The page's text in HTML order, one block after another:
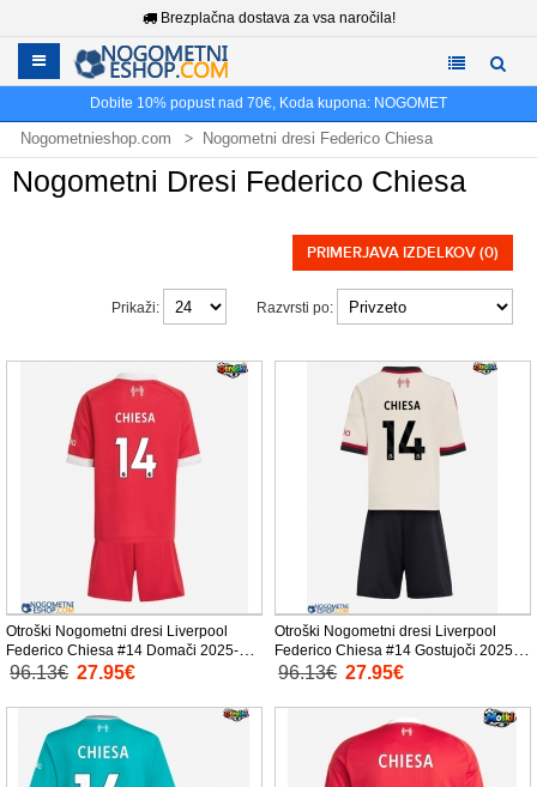
Brezplačna dostava za vsa naročila!
Dobite 10% popust nad 70€, Koda kupona: NOGOMET
Nogometnieshop.com Nogometni dresi Federico Chiesa
Nogometni Dresi Federico Chiesa
PRIMERJAVA IZDELKOV (0)
Razvrsti po:
Prikaži:
Otroški Nogometni dresi Liverpool
Federico Chiesa #14 Domači 2025-26
Kratek Rokav (+ Kratke hlače)
96.13€ 27.95€
Otroški Nogometni dresi Liverpool
Federico Chiesa #14 Gostujoči 2025-
26 Kratek Rokav (+ Kratke hlače)
96.13€ 27.95€